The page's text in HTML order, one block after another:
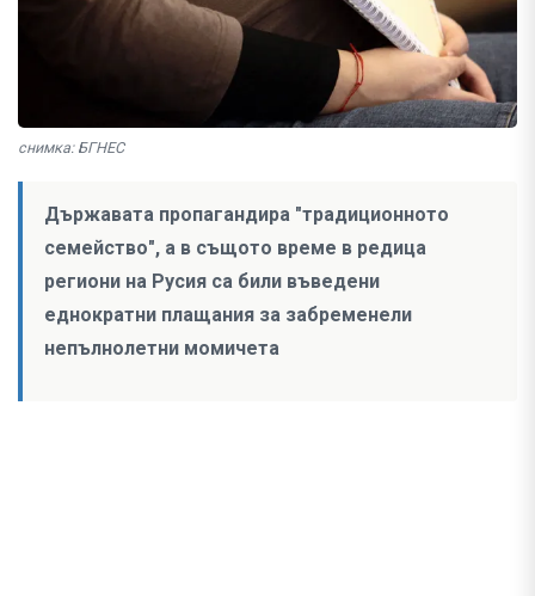
снимка: БГНЕС
Държавата пропагандира "традиционното
семейство", а в същото време в редица
региони на Русия са били въведени
еднократни плащания за забременели
непълнолетни момичета